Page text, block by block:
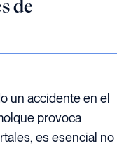
de
un accidente en el
provoca
es esencial no